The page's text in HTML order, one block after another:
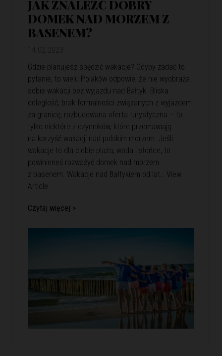
JAK ZNALEŹĆ DOBRY
DOMEK NAD MORZEM Z
BASENEM?
Gdzie planujesz spędzić wakacje? Gdyby zadać to
pytanie, to wielu Polaków odpowie, że nie wyobraża
sobie wakacji bez wyjazdu nad Bałtyk. Bliska
odległość, brak formalności związanych z wyjazdem
za granicę, rozbudowana oferta turystyczna – to
tylko niektóre z czynników, które przemawiają
na korzyść wakacji nad polskim morzem. Jeśli
wakacje to dla ciebie plaża, woda i słońce, to
powinieneś rozważyć domek nad morzem
z basenem. Wakacje nad Bałtykiem od lat… View
Article
Czytaj więcej >